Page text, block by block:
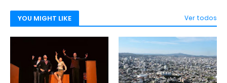
YOU MIGHT LIKE Ver todos